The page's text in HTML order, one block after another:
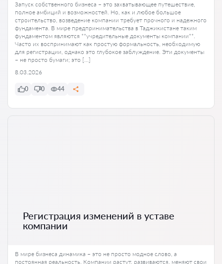
Запуск собственного бизнеса – это захватывающее путешествие,
полное амбиций и возможностей. Но, как и любое большое
строительство, возведение компании требует прочного и надежного
фундамента. В мире предпринимательства в Таджикистане таким
фундаментом являются **учредительные документы компании**.
Часто их воспринимают как простую формальность, необходимую
для регистрации, однако это глубокое заблуждение. Эти документы
– не просто бумаги; это […]
8.03.2026
0 0 44
Регистрация изменений в уставе
компании
В мире бизнеса динамика – это не просто модное слово, а
постоянная реальность. Компании растут, развиваются, меняют свои